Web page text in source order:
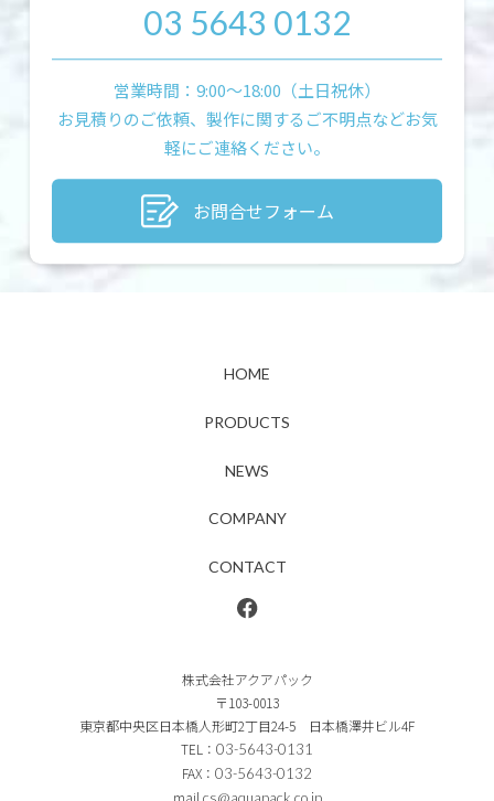
03 5643 0132
営業時間：9:00〜18:00（土日祝休）
お見積りのご依頼、製作に関するご不明点などお気
軽にご連絡ください。
お問合せフォーム
株式会社アクアパック
〒103-0013
東京都中央区日本橋人形町2丁目24-5 日本橋澤井ビル4F
TEL： 03-5643-0131
FAX： 03-5643-0132
HOME
PRODUCTS
NEWS
COMPANY
CONTACT